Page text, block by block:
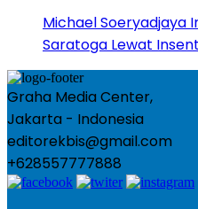
Michael Soeryadjaya
Saratoga Lewat
Graha Media Center,
Jakarta - Indonesia
editorekbis@gmail.com
+628557777888